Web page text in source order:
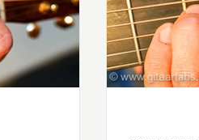
Gitaarakkoorden E
Kerst Sinterklaas